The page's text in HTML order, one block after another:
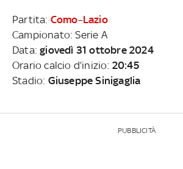
Partita: Como–Lazio
Campionato: Serie A
Data:giovedì 31 ottobre 2024
Orario calcio d’inizio: 20:45
Stadio: Giuseppe Sinigaglia
PUBBLICITÀ